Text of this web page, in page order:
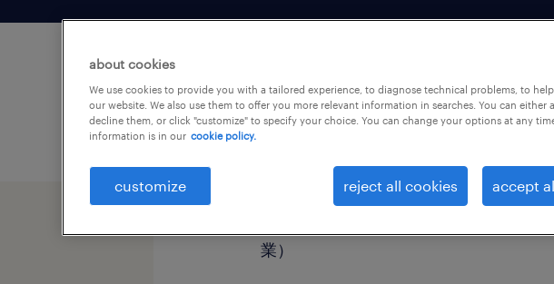
業）
about cookies
We use cookies to provide you with a tailored experience, to diagnose technical problems, to
our website. We also use them to offer you more relevant information in searches. You can either
decline them, or click "customize" to specify your choice. You can change your options at any
information is in our cookie policy.
customize reject all cookies accept